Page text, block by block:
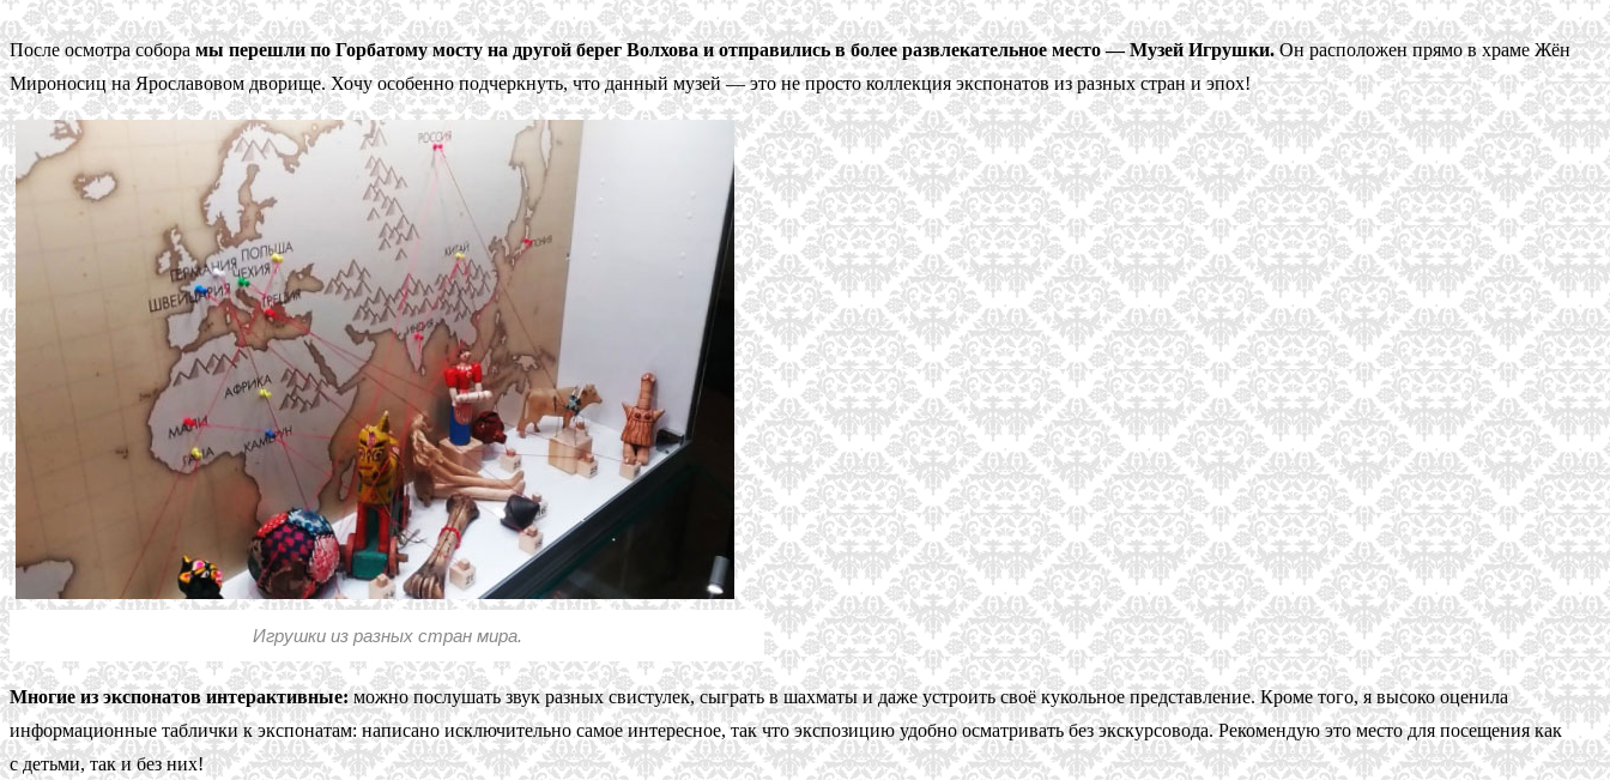
После осмотра соборамы перешли по Горбатому мосту на другой берег Волхова и отправились в более развлекательное место — Музей Игрушки.Он расположен прямо в храме Жён
Мироносиц на Ярославовом дворище. Хочу особенно подчеркнуть, что данный музей — это не просто коллекция экспонатов из разных стран и эпох!
Игрушки из разных стран мира.
Многие из экспонатов интерактивные:можно послушать звук разных свистулек, сыграть в шахматы и даже устроить своё кукольное представление. Кроме того, я высоко оценила
информационные таблички к экспонатам: написано исключительно самое интересное, так что экспозицию удобно осматривать без экскурсовода. Рекомендую это место для посещения как
с детьми, так и без них!